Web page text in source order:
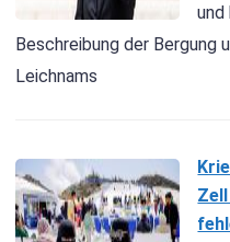
Beschreibung der Bergung
Leichnams